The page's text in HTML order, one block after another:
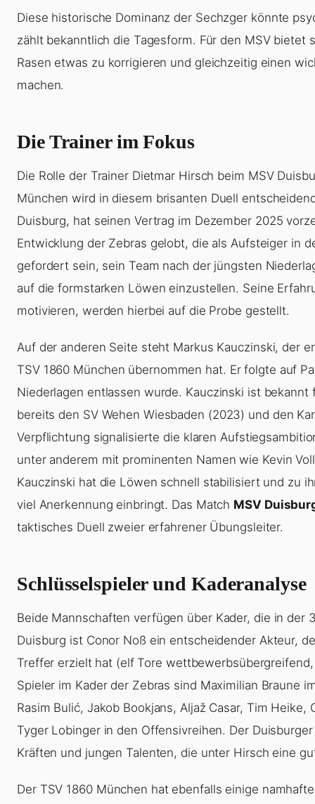
Diese historische Dominanz der Sechzger könnte
zählt bekanntlich die Tagesform. Für den MSV bietet
Rasen etwas zu korrigieren und gleichzeitig einen
machen.
Die Trainer im Fokus
Die Rolle der Trainer Dietmar Hirsch beim MSV
München wird in diesem brisanten Duell
Duisburg, hat seinen Vertrag im Dezember 2025
Entwicklung der Zebras gelobt, die als Aufsteiger in
gefordert sein, sein Team nach der jüngsten
auf die formstarken Löwen einzustellen. Seine
motivieren, werden hierbei auf die Probe gestellt.
Auf der anderen Seite steht Markus Kauczinski, der
TSV 1860 München übernommen hat. Er folgte auf
Niederlagen entlassen wurde. Kauczinski ist
bereits den SV Wehen Wiesbaden (2023) und den
Verpflichtung signalisierte die klaren
unter anderem mit prominenten Namen wie Kevin
Kauczinski hat die Löwen schnell stabilisiert und zu
viel Anerkennung einbringt. Das Match MSV
taktisches Duell zweier erfahrener Übungsleiter.
Schlüsselspieler und Kaderanalyse
Beide Mannschaften verfügen über Kader, die in der
Duisburg ist Conor Noß ein entscheidender Akteur,
Treffer erzielt hat (elf Tore
Spieler im Kader der Zebras sind Maximilian Braune
Rasim Bulić, Jakob Bookjans, Aljaž Casar, Tim
Tyger Lobinger in den Offensivreihen. Der
Kräften und jungen Talenten, die unter Hirsch eine
Der TSV 1860 München hat ebenfalls einige